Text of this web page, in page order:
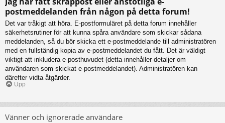
postmeddelanden från någon på detta forum!
Det var tråkigt att höra. E-postformuläret på detta forum innehåller
säkerhetsrutiner för att kunna spåra användare som skickar sådana
meddelanden, så du bör skicka ett e-postmeddelande till administratören
med en fullständig kopia av e-postmeddelandet du fått. Det är väldigt
viktigt att inkludera e-posthuvudet (detta innehåller detaljer om
användaren som skickat e-postmeddelandet). Administratören kan
därefter vidta åtgärder.
Upp
Vänner och ignorerade användare